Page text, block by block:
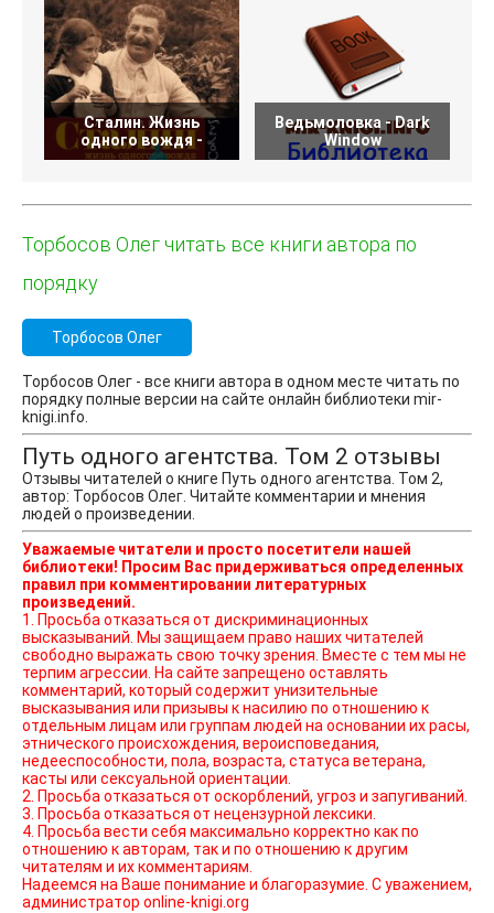
Сталин. Жизнь
одного вождя -
Ведьмоловка - Dark
Window
Торбосов Олег читать все книги автора по
порядку
Торбосов Олег
Торбосов Олег - все книги автора в одном месте читать по
порядку полные версии на сайте онлайн библиотеки mir-
knigi.info.
Путь одного агентства. Том 2 отзывы
Отзывы читателей о книге Путь одного агентства. Том 2,
автор: Торбосов Олег. Читайте комментарии и мнения
людей о произведении.
Уважаемые читатели и просто посетители нашей
библиотеки! Просим Вас придерживаться определенных
правил при комментировании литературных
произведений.
1. Просьба отказаться от дискриминационных
высказываний. Мы защищаем право наших читателей
свободно выражать свою точку зрения. Вместе с тем мы не
терпим агрессии. На сайте запрещено оставлять
комментарий, который содержит унизительные
высказывания или призывы к насилию по отношению к
отдельным лицам или группам людей на основании их расы,
этнического происхождения, вероисповедания,
недееспособности, пола, возраста, статуса ветерана,
касты или сексуальной ориентации.
2. Просьба отказаться от оскорблений, угроз и запугиваний.
3. Просьба отказаться от нецензурной лексики.
4. Просьба вести себя максимально корректно как по
отношению к авторам, так и по отношению к другим
читателям и их комментариям.
Надеемся на Ваше понимание и благоразумие. С уважением,
администратор online-knigi.org